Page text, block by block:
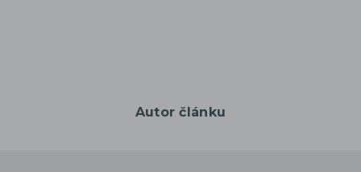
Autor článku